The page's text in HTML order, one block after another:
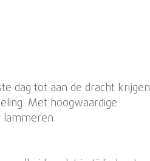
dag tot aan de dracht krijgen
Met hoogwaardige